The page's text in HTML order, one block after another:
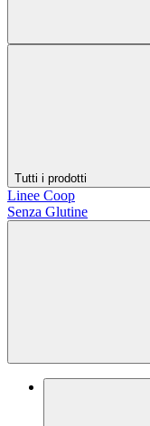
Tutti i prodotti
Linee Coop
Senza Glutine